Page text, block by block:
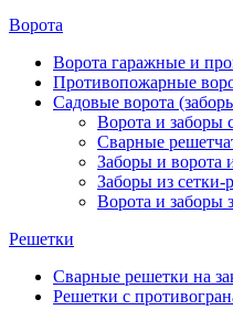
Ворота
Ворота гаражные и
Противопожарные
Садовые ворота
Ворота и заборы
Сварные
Заборы и ворота
Заборы из сетки-
Ворота и заборы
Решетки
Сварные решетки на
Решетки с